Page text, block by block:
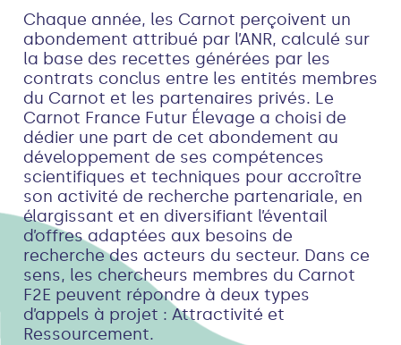
Chaque année, les Carnot perçoivent un
abondement attribué par l’ANR, calculé sur
la base des recettes générées par les
contrats conclus entre les entités membres
du Carnot et les partenaires privés. Le
Carnot France Futur Élevage a choisi de
dédier une part de cet abondement au
développement de ses compétences
scientifiques et techniques pour accroître
son activité de recherche partenariale, en
élargissant et en diversifiant l’éventail
d’offres adaptées aux besoins de
recherche des acteurs du secteur. Dans ce
sens, les chercheurs membres du Carnot
F2E peuvent répondre à deux types
d’appels à projet : Attractivité et
Ressourcement.